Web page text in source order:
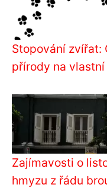
Stopování zvířat:
přírody na vlastní
Zajímavosti o
hmyzu z řádu